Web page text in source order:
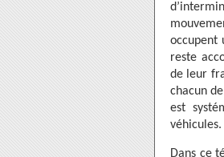
occupent
reste
de leur
chacun
est
véhicules.
Dans ce